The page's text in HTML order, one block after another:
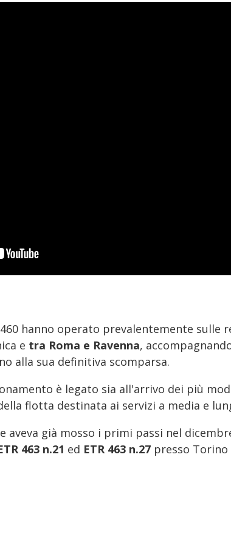
hanno operato prevalentemente sulle
e tra Roma e Ravenna,
alla sua definitiva scomparsa.
è legato sia all'arrivo dei più
flotta destinata ai servizi a media e
aveva già mosso i primi passi nel
463 n.21 ed ETR 463 n.27 presso Torino